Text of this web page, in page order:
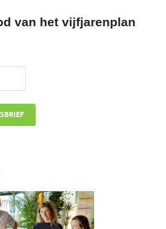
van het vijfjarenplan